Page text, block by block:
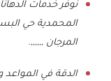
نوفر خدمات
المحمدية حي
المرجان ,,,,,,.
الدقة في